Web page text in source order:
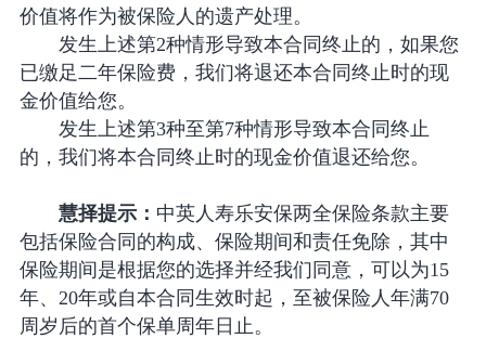
价值将作为被保险人的遗产处理。
发生上述第2种情形导致本合同终止的，如果您
已缴足二年保险费，我们将退还本合同终止时的现
金价值给您。
发生上述第3种至第7种情形导致本合同终止
的，我们将本合同终止时的现金价值退还给您。
慧择提示： 中英人寿乐安保两全保险条款主要
包括保险合同的构成、保险期间和责任免除，其中
保险期间是根据您的选择并经我们同意，可以为15
年、20年或自本合同生效时起，至被保险人年满70
周岁后的首个保单周年日止。